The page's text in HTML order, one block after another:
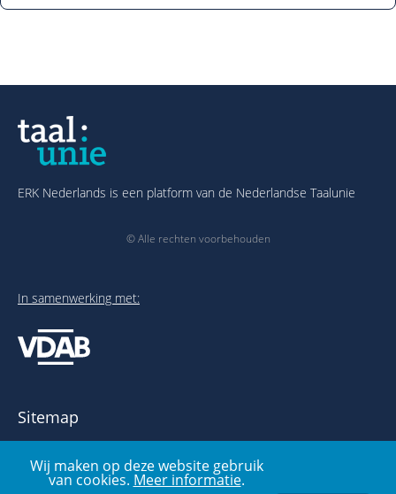
ERK Nederlands is een platform van de Nederlandse Taalunie
© Alle rechten voorbehouden
In samenwerking met:
Sitemap
Publicaties en links
Voorbeelden- en oefenbank
Wij maken op deze website gebruik
van cookies. Meer informatie.